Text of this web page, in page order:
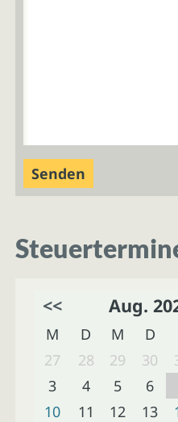
<< Aug.
M D M D
27
28 29 30
3
4 5 6
10
11 12 13